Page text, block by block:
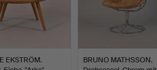
EKSTRÖM.
BRUNO MATHSSON.